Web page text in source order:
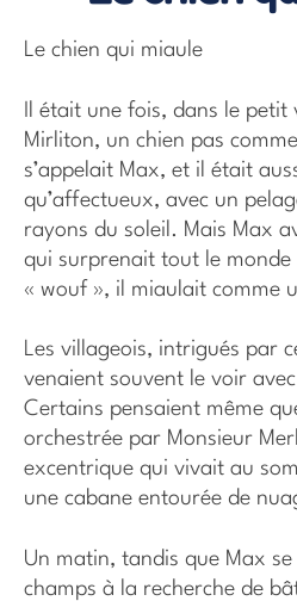
Le chien qui miaule
Il était une fois, dans le
Mirliton, un chien pas
s’appelait Max, et il était
qu’affectueux, avec un
rayons du soleil. Mais Max
qui surprenait tout le monde
« wouf », il miaulait comme
Les villageois, intrigués par
venaient souvent le voir
Certains pensaient même
orchestrée par Monsieur
excentrique qui vivait au
une cabane entourée de
Un matin, tandis que Max
champs à la recherche de